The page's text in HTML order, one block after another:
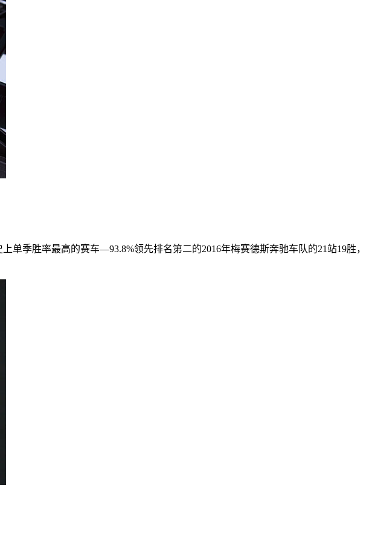
单季胜率最高的赛车—93.8%领先排名第二的2016年梅赛德斯奔驰车队的21站19胜，